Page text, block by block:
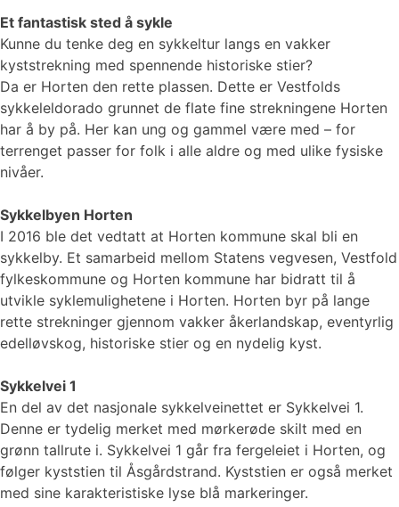
Et fantastisk sted å sykle
Kunne du tenke deg en sykkeltur langs en vakker
kyststrekning med spennende historiske stier?
Da er Horten den rette plassen. Dette er Vestfolds
sykkeleldorado grunnet de flate fine strekningene Horten
har å by på. Her kan ung og gammel være med – for
terrenget passer for folk i alle aldre og med ulike fysiske
nivåer.
Sykkelbyen Horten
I 2016 ble det vedtatt at Horten kommune skal bli en
sykkelby. Et samarbeid mellom Statens vegvesen, Vestfold
fylkeskommune og Horten kommune har bidratt til å
utvikle syklemulighetene i Horten. Horten byr på lange
rette strekninger gjennom vakker åkerlandskap, eventyrlig
edelløvskog, historiske stier og en nydelig kyst.
Sykkelvei 1
En del av det nasjonale sykkelveinettet er Sykkelvei 1.
Denne er tydelig merket med mørkerøde skilt med en
grønn tallrute i. Sykkelvei 1 går fra fergeleiet i Horten, og
følger kyststien til Åsgårdstrand. Kyststien er også merket
med sine karakteristiske lyse blå markeringer.